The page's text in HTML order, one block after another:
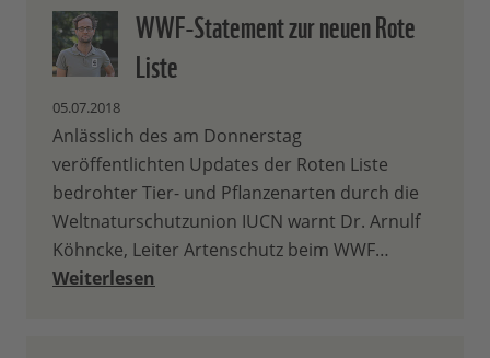
WWF-Statement zur neuen Rote
Liste
05.07.2018
Anlässlich des am Donnerstag
veröffentlichten Updates der Roten Liste
bedrohter Tier- und Pflanzenarten durch die
Weltnaturschutzunion IUCN warnt Dr. Arnulf
Köhncke, Leiter Artenschutz beim WWF…
Weiterlesen